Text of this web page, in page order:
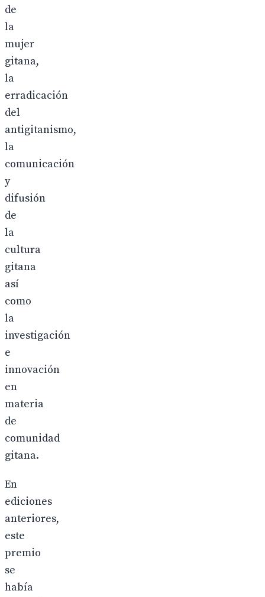
de
la
mujer
gitana,
la
erradicación
del
antigitanismo,
la
comunicación
y
difusión
de
la
cultura
gitana
así
como
la
investigación
e
innovación
en
materia
de
comunidad
gitana.
En
ediciones
anteriores,
este
premio
se
había